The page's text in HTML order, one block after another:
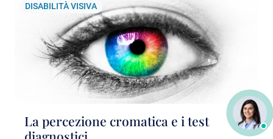
DISABILITÀ VISIVA
La percezione cromatica e i test